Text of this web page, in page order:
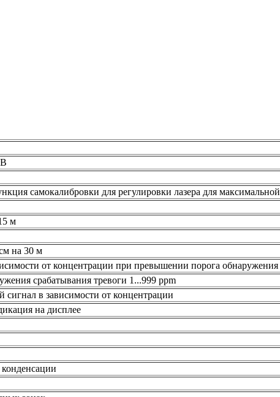
самокалибровки для регулировки лазера для
м
на 30 м
от концентрации при превышении порога обнаружения
срабатывания тревоги 1...999 ppm
в зависимости от концентрации
на дисплее